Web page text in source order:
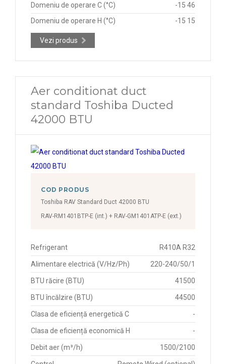
Domeniu de operare C (°C)
-15 46
Domeniu de operare H (°C)
-15 15
Vezi produs
Aer conditionat duct
standard Toshiba Ducted
42000 BTU
COD PRODUS
Toshiba RAV Standard Duct 42000 BTU
RAV-RM1401BTP-E (int.) + RAV-GM1401ATP-E (ext.)
Refrigerant R410A R32
Alimentare electrică (V/Hz/Ph) 220-240/50/1
BTU răcire (BTU) 41500
BTU încălzire (BTU) 44500
Clasa de eficiență energetică C -
Clasa de eficiență economică H -
Debit aer (m³/h) 1500/2100